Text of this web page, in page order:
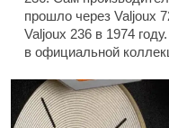
прошло через Valjoux
Valjoux 236 в 1974
в официальной